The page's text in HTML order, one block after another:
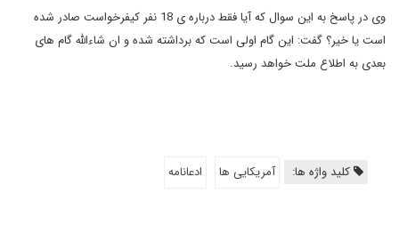
وی در پاسخ به این سوال که آیا فقط درباره ی 18 نفر کیفرخواست صادر شده
است یا خیر؟ گفت: این گام اولی است که برداشته شده و ان شاءالله گام های
بعدی به اطلاع ملت خواهد رسید.
کلید واژه ها: آمریکایی ها ادعانامه